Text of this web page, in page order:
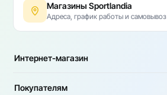
Магазины Sportlandia
Адреса, график работы и самовывоз
Интернет-магазин
Покупателям